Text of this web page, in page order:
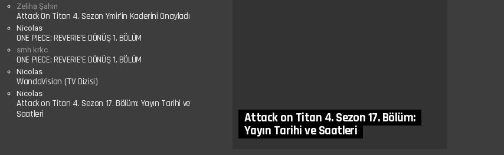
Zeliha Şahin
Attack On Titan 4. Sezon Ymir’in Kaderini Onayladı
Nicolas
ONE PIECE: REVERIE’E DÖNÜŞ 1. BÖLÜM
smh krkc
ONE PIECE: REVERIE’E DÖNÜŞ 1. BÖLÜM
Nicolas
WandaVision (TV Dizisi)
Nicolas
Attack on Titan 4. Sezon 17. Bölüm: Yayın Tarihi ve
Saatleri
Attack on Titan 4. Sezon 17. Bölüm:
Yayın Tarihi ve Saatleri